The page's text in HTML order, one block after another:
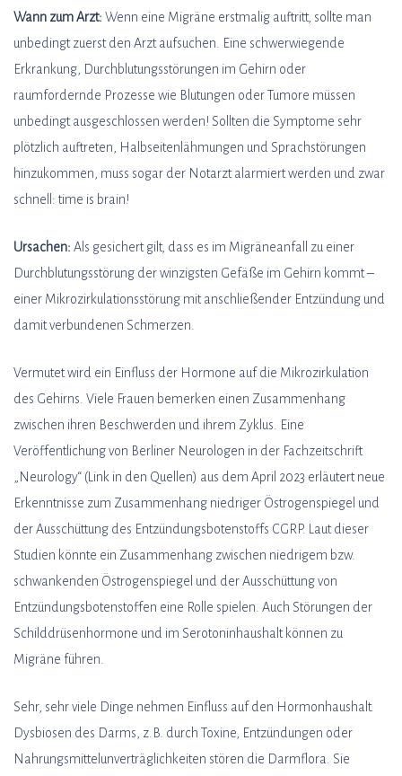
Wann zum Arzt: Wenn eine Migräne erstmalig auftritt, sollte man
unbedingt zuerst den Arzt aufsuchen. Eine schwerwiegende
Erkrankung, Durchblutungsstörungen im Gehirn oder
raumfordernde Prozesse wie Blutungen oder Tumore müssen
unbedingt ausgeschlossen werden! Sollten die Symptome sehr
plötzlich auftreten, Halbseitenlähmungen und Sprachstörungen
hinzukommen, muss sogar der Notarzt alarmiert werden und zwar
schnell: time is brain!
Ursachen: Als gesichert gilt, dass es im Migräneanfall zu einer
Durchblutungsstörung der winzigsten Gefäße im Gehirn kommt –
einer Mikrozirkulationsstörung mit anschließender Entzündung und
damit verbundenen Schmerzen.
Vermutet wird ein Einfluss der Hormone auf die Mikrozirkulation
des Gehirns. Viele Frauen bemerken einen Zusammenhang
zwischen ihren Beschwerden und ihrem Zyklus. Eine
Veröffentlichung von Berliner Neurologen in der Fachzeitschrift
„Neurology“ (Link in den Quellen) aus dem April 2023 erläutert neue
Erkenntnisse zum Zusammenhang niedriger Östrogenspiegel und
der Ausschüttung des Entzündungsbotenstoffs CGRP. Laut dieser
Studien könnte ein Zusammenhang zwischen niedrigem bzw.
schwankenden Östrogenspiegel und der Ausschüttung von
Entzündungsbotenstoffen eine Rolle spielen. Auch Störungen der
Schilddrüsenhormone und im Serotoninhaushalt können zu
Migräne führen.
Sehr, sehr viele Dinge nehmen Einfluss auf den Hormonhaushalt.
Dysbiosen des Darms, z.B. durch Toxine, Entzündungen oder
Nahrungsmittelunverträglichkeiten stören die Darmflora. Sie